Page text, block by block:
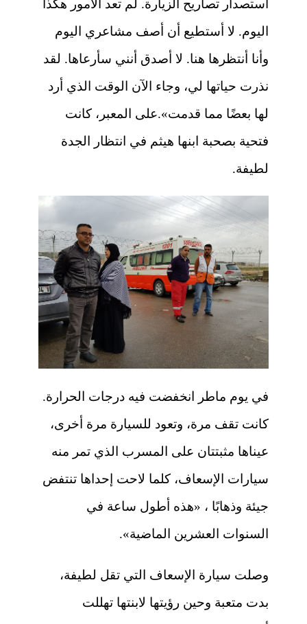
استصدار تصاريح الزيارة. لم تعد الأمور هكذا
اليوم. لا أستطيع أن أصف مشاعري اليوم
وأنا أنتظرها هنا. لا أصدق أنني سأرعاها. لقد
نذرت حياتها لي، وجاء الآن الوقت الذي أرد
لها بعضًا مما قدمت».على المعبر، كانت
فتحية بصحبة ابنها هيثم في انتظار الجدة
لطيفة.
في يوم ماطر انخفضت فيه درجات الحرارة.
كانت تقف مرة، وتعود للسيارة مرة أخرى،
عيناها مثبتتان على المسرب الذي تمر منه
سيارات الإسعاف، كلما لاحت إحداها تنتفض
جيئة وذهابًا ، «هذه أطول ساعة في
السنوات العشرين الماضية».
وصلت سيارة الإسعاف التي تقل لطيفة،
بدت متعبة وحين رؤيتها لابنتها تهللت